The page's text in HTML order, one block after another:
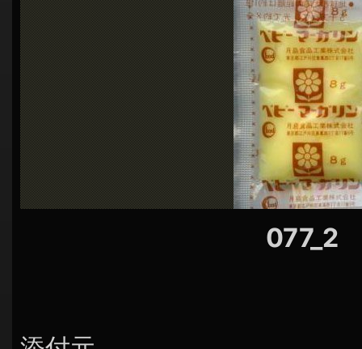
ビ
ゲ
ー
シ
ョ
ン
077_2